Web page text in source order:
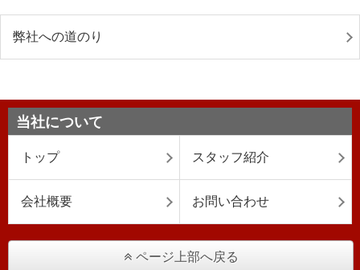
弊社への道のり
当社について
トップ スタッフ紹介
会社概要 お問い合わせ
ページ上部へ戻る